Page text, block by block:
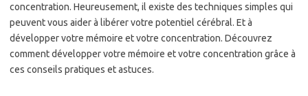
concentration. Heureusement, il existe des techniques simples qui
peuvent vous aider à libérer votre potentiel cérébral. Et à
développer votre mémoire et votre concentration. Découvrez
comment développer votre mémoire et votre concentration grâce à
ces conseils pratiques et astuces.